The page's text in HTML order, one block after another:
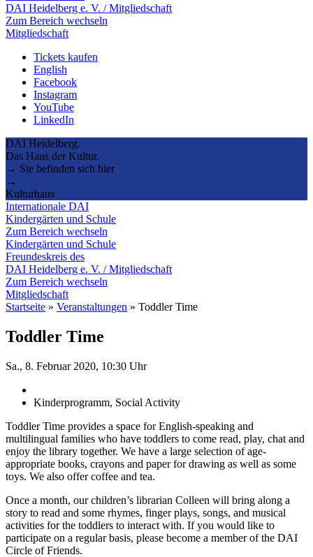
DAI Heidelberg e. V. / Mitgliedschaft
Zum Bereich wechseln
Mitgliedschaft
Tickets kaufen
English
Facebook
Instagram
YouTube
LinkedIn
DAI Heidelberg.
Das Haus der Kultur.
→ Sie befinden sich hier
→
Kulturhaus
Internationale DAI
Kindergärten und Schule
Zum Bereich wechseln
Kindergärten und Schule
Freundeskreis des
DAI Heidelberg e. V. / Mitgliedschaft
Zum Bereich wechseln
Mitgliedschaft
Startseite » Veranstaltungen » Toddler Time
Toddler Time
Sa., 8. Februar 2020, 10:30 Uhr
Kinderprogramm, Social Activity
Toddler Time provides a space for English-speaking and
multilingual families who have toddlers to come read, play, chat and
enjoy the library together. We have a large selection of age-
appropriate books, crayons and paper for drawing as well as some
toys. We also offer coffee and tea.
Once a month, our children’s librarian Colleen will bring along a
story to read and some rhymes, finger plays, songs, and musical
activities for the toddlers to interact with. If you would like to
participate on a regular basis, please become a member of the DAI
Circle of Friends.